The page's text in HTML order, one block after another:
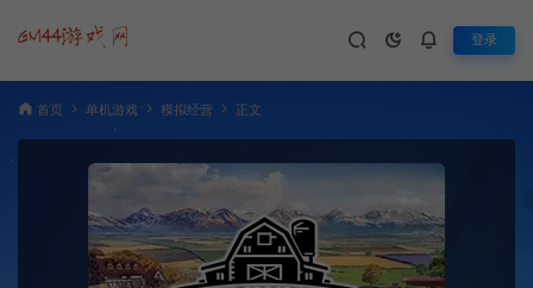
登录
首页 单机游戏 模拟经营 正文